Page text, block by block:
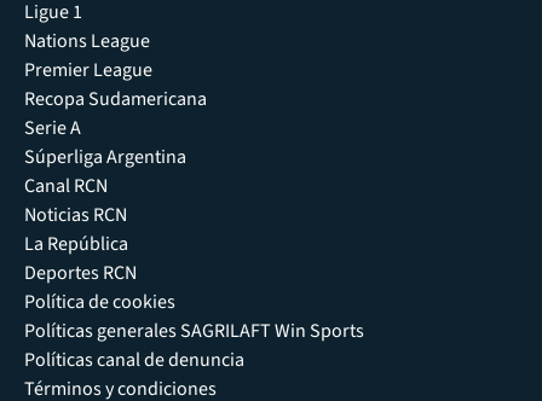
Ligue 1
Nations League
Premier League
Recopa Sudamericana
Serie A
Súperliga Argentina
Canal RCN
Noticias RCN
La República
Deportes RCN
Política de cookies
Políticas generales SAGRILAFT Win Sports
Políticas canal de denuncia
Términos y condiciones